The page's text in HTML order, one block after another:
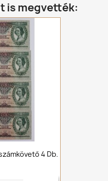
is megvették:
4 Db.